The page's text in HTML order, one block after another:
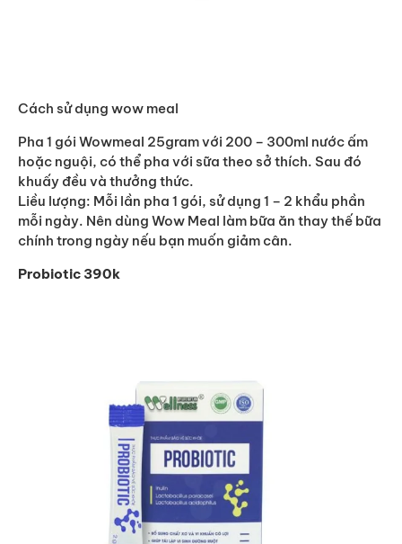
Cách sử dụng wow meal
Pha 1 gói Wowmeal 25gram với 200 – 300ml nước ấm
hoặc nguội, có thể pha với sữa theo sở thích. Sau đó
khuấy đều và thưởng thức.
Liều lượng: Mỗi lần pha 1 gói, sử dụng 1 – 2 khẩu phần
mỗi ngày. Nên dùng Wow Meal làm bữa ăn thay thế bữa
chính trong ngày nếu bạn muốn giảm cân.
Probiotic 390k